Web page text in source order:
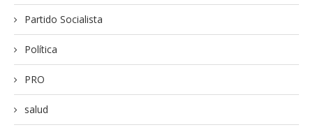
Partido Socialista
Política
PRO
salud